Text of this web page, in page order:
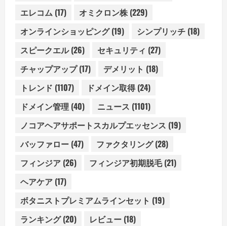
エレコム (17) オミクロン株(229)
オンラインショッピング(19) シンプリッチ (18)
スピークエル(26) セキュリティ (27)
チャップアップ(17) デメリット (18)
トレンド (1107) ドメイン取得(24)
ドメイン管理 (40) ニュース (1101)
ノコアヘアサポートスカルプエッセンス (19)
バッファロー (47) ファクタリング(28)
フィンジア (26) フィンジア初期脱毛(21)
ヘアケア (17)
ボタニストプレミアムラインセット (19)
ランキング(20) レビュー (18)